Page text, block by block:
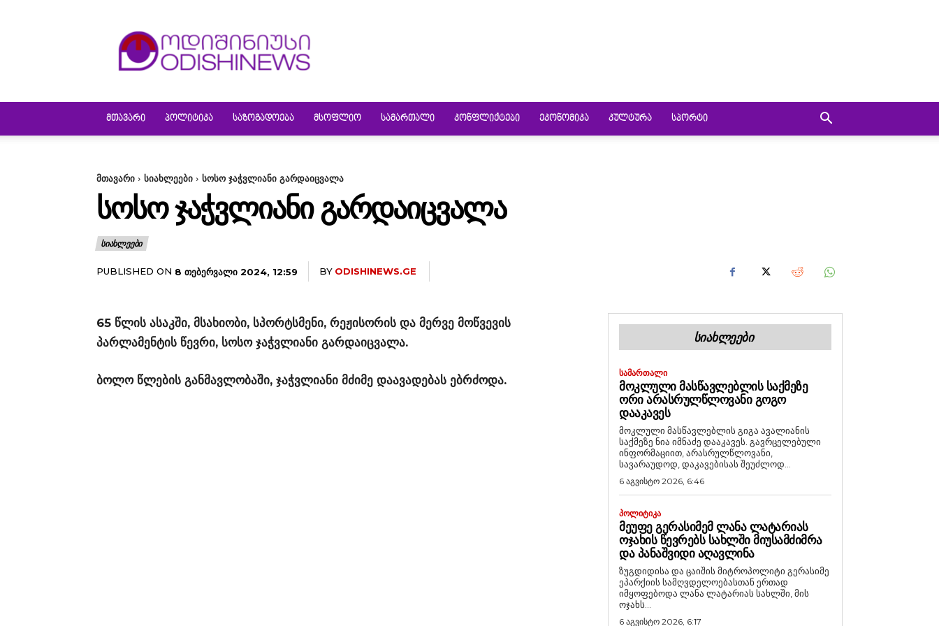
ᲛᲗᲐᲕᲐᲠᲘ ᲞᲝᲚᲘᲢᲘᲙᲐ ᲡᲐᲖᲝᲒᲐᲓᲝᲔᲑᲐ ᲛᲡᲝᲤᲚᲘᲝ ᲡᲐᲛᲐᲠᲗᲐᲚᲘ ᲙᲝᲜᲤᲚᲘᲥᲢᲔᲑᲘ ᲔᲙᲝᲜᲝᲛᲘᲙᲐ ᲙᲣᲚᲢᲣᲠᲐ ᲡᲞᲝᲠᲢᲘ
მთავარი სიახლეები სოსო ჯაჭვლიანი გარდაიცვალა
ᲡᲝᲡᲝ ᲯᲐᲭᲕᲚᲘᲐᲜᲘ ᲒᲐᲠᲓᲐᲘᲪᲕᲐᲚᲐ
ᲡᲘᲐᲮᲚᲔᲔᲑᲘ
PUBLISHED ON 8 ᲗᲔᲑᲔᲠᲕᲐᲚᲘ 2024, 12:59 BY ODISHINEWS.GE
65 წლის ასაკში, მსახიობი, სპორტსმენი, რეჟისორის და მერვე მოწვევის
პარლამენტის წევრი, სოსო ჯაჭვლიანი გარდაიცვალა.
ბოლო წლების განმავლობაში, ჯაჭვლიანი მძიმე დაავადებას ებრძოდა.
ᲡᲘᲐᲮᲚᲔᲔᲑᲘ
ᲡᲐᲛᲐᲠᲗᲐᲚᲘ
ᲛᲝᲙᲚᲣᲚᲘ ᲛᲐᲡᲬᲐᲕᲚᲔᲑᲚᲘᲡ ᲡᲐᲥᲛᲔᲖᲔ
ᲝᲠᲘ ᲐᲠᲐᲡᲠᲣᲚᲬᲚᲝᲕᲐᲜᲘ ᲒᲝᲒᲝ
ᲓᲐᲐᲙᲐᲕᲔᲡ
მოკლული მასწავლებლის გიგა ავალიანის
საქმეზე ნია იმნაძე დააკავეს. გავრცელებული
ინფორმაციით, არასრულწლოვანი,
სავარაუდოდ, დაკავებისას შეუძლოდ...
6 აგვისტო 2026, 6:46
ᲞᲝᲚᲘᲢᲘᲙᲐ
ᲛᲔᲣᲤᲔ ᲒᲔᲠᲐᲡᲘᲛᲔᲛ ᲚᲐᲜᲐ ᲚᲐᲢᲐᲠᲘᲐᲡ
ᲝᲯᲐᲮᲘᲡ ᲬᲔᲕᲠᲔᲑᲡ ᲡᲐᲮᲚᲨᲘ ᲛᲘᲣᲡᲐᲛᲫᲘᲛᲠᲐ
ᲓᲐ ᲞᲐᲜᲐᲨᲕᲘᲓᲘ ᲐᲦᲐᲕᲚᲘᲜᲐ
ზუგდიდისა და ცაიშის მიტროპოლიტი გერასიმე
ეპარქიის სამღვდელოებასთან ერთად
იმყოფებოდა ლანა ლატარიას სახლში, მის
ოჯახს...
6 აგვისტო 2026, 6:17